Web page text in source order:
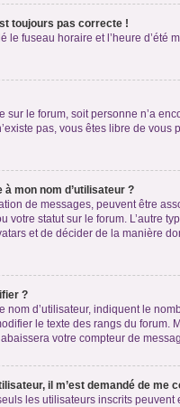
toujours pas correcte !
le fuseau horaire et l’heure
sur le forum, soit personne n’a
pas, vous êtes libre de
mon nom d’utilisateur ?
de messages, peuvent être
votre statut sur le forum. L’autre
et de décider de la manière
?
nom d’utilisateur, indiquent le
le texte des rangs du
votre compteur de
il m’est demandé de me
les utilisateurs inscrits